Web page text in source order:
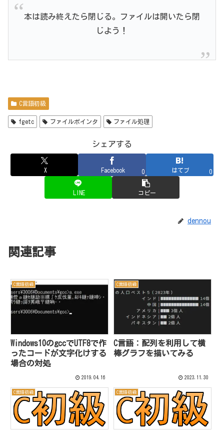
本は読み終えたら閉じる。ファイルは開いたら閉
じよう！
C言語初級
fgetc ファイルポインタ ファイル処理
シェアする
X Facebook 0 はてブ 0
LINE コピー
dennou
関連記事
C言語初級
Windows10のgccでUTF8で作
ったコードが文字化けする
場合の対処
2019.04.16
C言語初級
C言語：配列を利用して横
棒グラフを描いてみる
2023.11.30
C言語初級 C言語初級